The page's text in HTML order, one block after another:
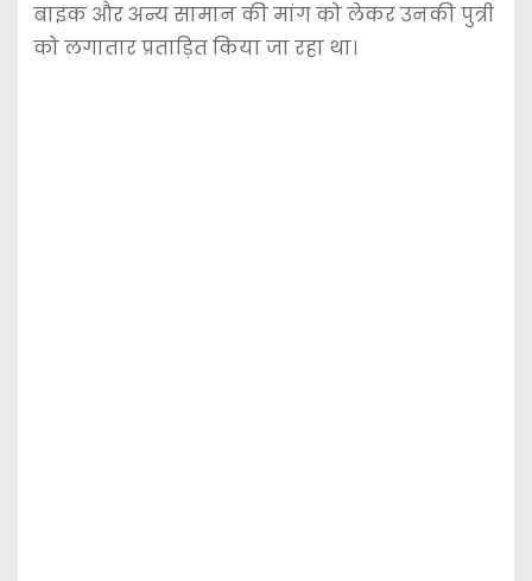
बाइक और अन्य सामान की मांग को लेकर उनकी पुत्री
को लगातार प्रताड़ित किया जा रहा था।